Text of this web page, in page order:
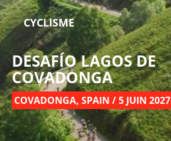
CYCLISME
DESAFÍO LAGOS DE
COVADONGA
COVADONGA, SPAIN / 5 JUIN 2027